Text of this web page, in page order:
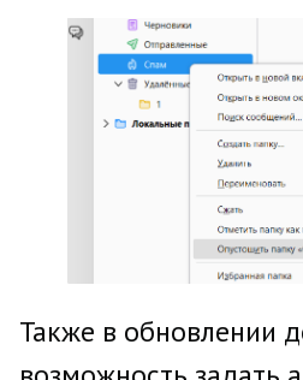
Также в обновлении